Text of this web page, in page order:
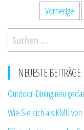
der
Beiträge
Vorherige
Suchen
nach:
NEUESTE BEITRÄGE
Outdoor-Dining neu
Wie Sie sich als KMU